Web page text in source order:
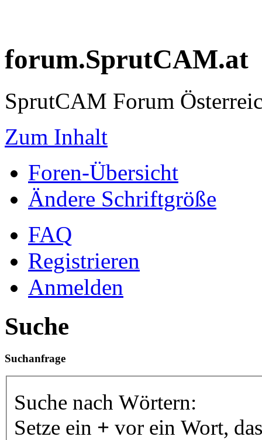
forum.SprutCAM.at
SprutCAM Forum
Zum Inhalt
Foren-Übersicht
Ändere Schriftgröße
FAQ
Registrieren
Anmelden
Suche
Suchanfrage
Suche nach Wörtern:
Setze ein + vor ein Wort,